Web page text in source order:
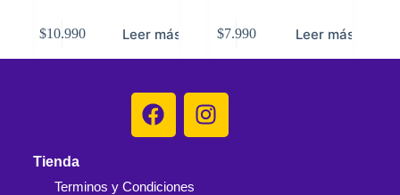
$10.990 Leer más $7.990 Leer más
Tienda
Terminos y Condiciones